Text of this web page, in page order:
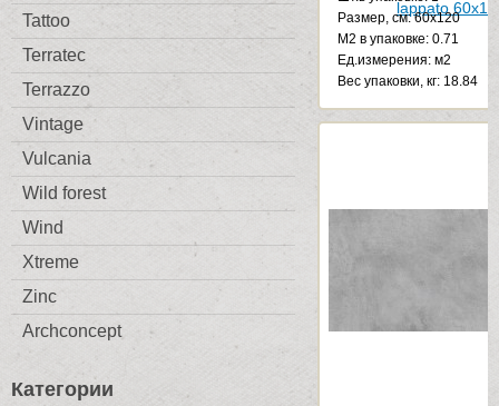
Tattoo
Terratec
Terrazzo
Vintage
Vulcania
Wild forest
Wind
Xtreme
Zinc
Archconcept
Категории
Размер, см: 60x120
М2 в упаковке: 0.71
Ед.измерения: м2
Веc упаковки, кг: 18.84